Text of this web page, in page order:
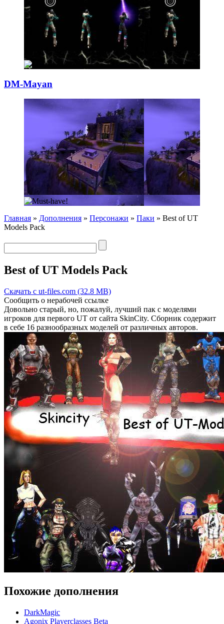
DM-Mayan
Главная » Дополнения » Персонажи » Паки » Best of UT
Models Pack
Best of UT Models Pack
Скачать с ut-files.com (32.8 MB)
Сообщить о нерабочей ссылке
Довольно старый, но, пожалуй, лучший пак c моделями
игроков для первого UT от сайта SkinCity. Сборник содержит
в себе 16 разнообразных моделей от различных авторов.
Похожие дополнения
DarkMagic
Agonix Playerclasses Beta